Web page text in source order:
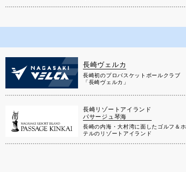
長崎ヴェルカ
長崎初のプロバスケットボールクラブ
「長崎ヴェルカ」
長崎リゾートアイランド
パサージュ琴海
長崎の内海・大村湾に面したゴルフ＆ホ
テルのリゾートアイランド